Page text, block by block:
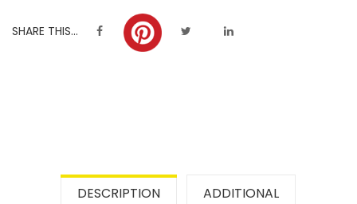
SHARE THIS...
DESCRIPTION ADDITIONAL